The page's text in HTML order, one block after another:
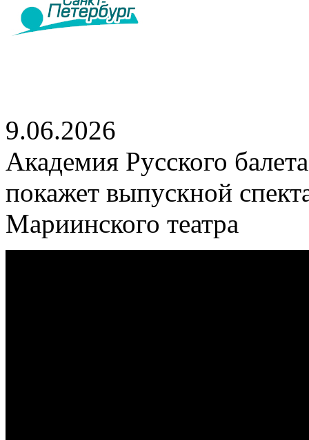
9.06.2026
Академия Русского
покажет выпускной
Мариинского театра